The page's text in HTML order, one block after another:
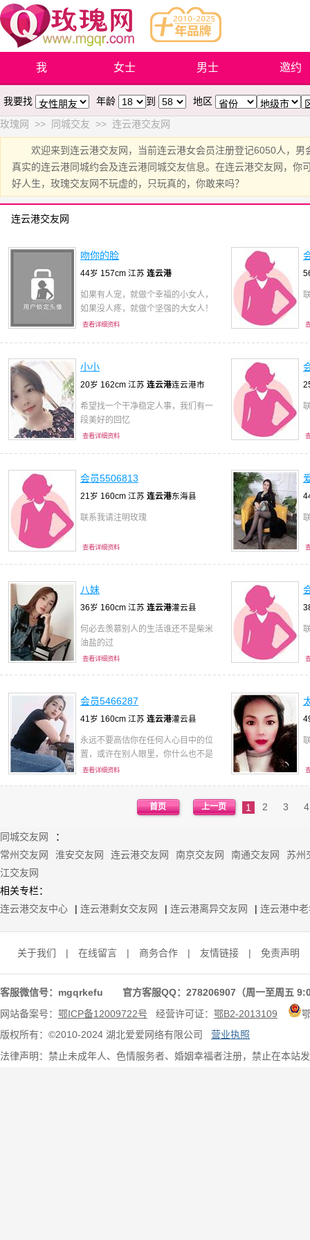
我 女士 男士 邀约
我要找 年龄 到 地区
玫瑰网 >> 同城交友 >> 连云港交友网
欢迎来到连云港交友网，当前连云港女会员注册登记6050人，
真实的连云港同城约会及连云港同城交友信息。在连云港交友网，
好人生，玫瑰交友网不玩虚的，只玩真的，你敢来吗？
连云港交友网
吻你的脸
44岁 157cm 江苏 连云港
如果有人宠，就做个幸福的小女人，
如果没人疼，就做个坚强的大女人！
查看详细资料
小小
20岁 162cm 江苏 连云港连云港市
希望找一个干净稳定人事，我们有一
段美好的回忆
查看详细资料
会员5506813
21岁 160cm 江苏 连云港东海县
联系我请注明玫瑰
查看详细资料
八妹
36岁 160cm 江苏 连云港灌云县
何必去羡慕别人的生活谁还不是柴米
油盐的过
查看详细资料
会员5466287
41岁 160cm 江苏 连云港灌云县
永远不要高估你在任何人心目中的位
置，或许在别人眼里，你什么也不是
查看详细资料
首页 上一页 1 2 3 4
同城交友网
：
常州交友网
淮安交友网 连云港交友网 南京交友网 南通交友网
苏州
江交友网
相关专栏：
连云港交友中心
| 连云港剩女交友网 | 连云港离异交友网 | 连云港中
关于我们 | 在线留言 | 商务合作 | 友情链接 | 免责声明
客服微信号：mgqrkefu 官方客服QQ：278206907（周一至周五
网站备案号： 鄂ICP备12009722号 经营许可证： 鄂B2-2013109
版权所有：©2010-2024 湖北爱爱网络有限公司 营业执照
法律声明：禁止未成年人、色情服务者、婚姻幸福者注册，禁止在本站